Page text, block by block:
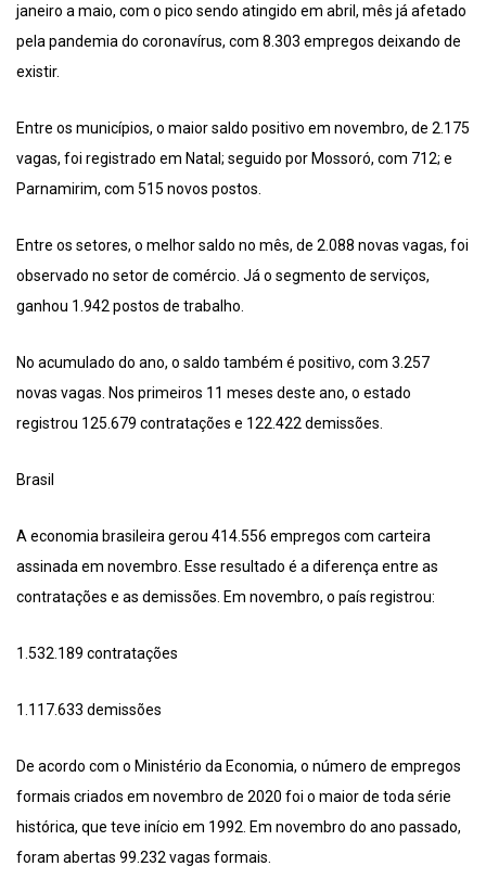
janeiro a maio, com o pico sendo atingido em abril, mês já afetado
pela pandemia do coronavírus, com 8.303 empregos deixando de
existir.
Entre os municípios, o maior saldo positivo em novembro, de 2.175
vagas, foi registrado em Natal; seguido por Mossoró, com 712; e
Parnamirim, com 515 novos postos.
Entre os setores, o melhor saldo no mês, de 2.088 novas vagas, foi
observado no setor de comércio. Já o segmento de serviços,
ganhou 1.942 postos de trabalho.
No acumulado do ano, o saldo também é positivo, com 3.257
novas vagas. Nos primeiros 11 meses deste ano, o estado
registrou 125.679 contratações e 122.422 demissões.
Brasil
A economia brasileira gerou 414.556 empregos com carteira
assinada em novembro. Esse resultado é a diferença entre as
contratações e as demissões. Em novembro, o país registrou:
1.532.189 contratações
1.117.633 demissões
De acordo com o Ministério da Economia, o número de empregos
formais criados em novembro de 2020 foi o maior de toda série
histórica, que teve início em 1992. Em novembro do ano passado,
foram abertas 99.232 vagas formais.